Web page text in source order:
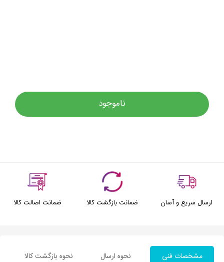
ناموجود
ارسال سریع و آسان ضمانت بازگشت کالا ضمانت اصالت کالا
مشخصات فنی نحوه ارسال نحوه بازگشت کالا